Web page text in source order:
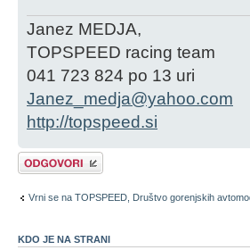
Janez MEDJA,
TOPSPEED racing team
041 723 824 po 13 uri
Janez_medja@yahoo.com
http://topspeed.si
Napiši odgovor
Vrni se na TOPSPEED, Društvo gorenjskih
KDO JE NA STRANI